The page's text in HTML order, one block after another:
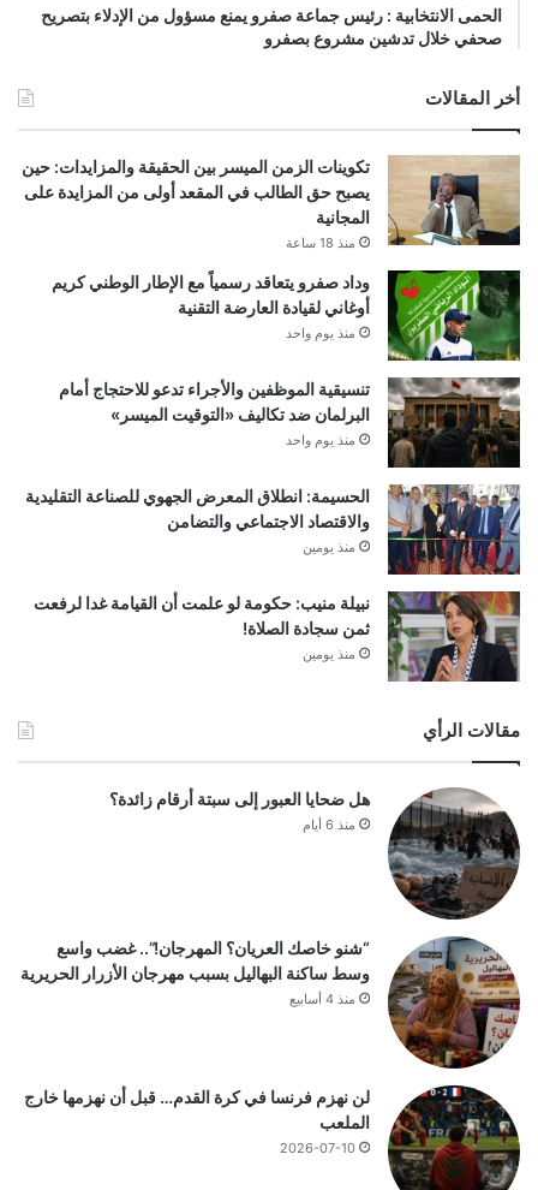
الحمى الانتخابية : رئيس جماعة صفرو يمنع مسؤول من الإدلاء بتصريح
صحفي خلال تدشين مشروع بصفرو
أخر المقالات
تكوينات الزمن الميسر بين الحقيقة والمزايدات: حين
يصبح حق الطالب في المقعد أولى من المزايدة على
المجانية
منذ 18 ساعة
وداد صفرو يتعاقد رسمياً مع الإطار الوطني كريم
أوغاني لقيادة العارضة التقنية
منذ يوم واحد
تنسيقية الموظفين والأجراء تدعو للاحتجاج أمام
البرلمان ضد تكاليف «التوقيت الميسر»
منذ يوم واحد
الحسيمة: انطلاق المعرض الجهوي للصناعة التقليدية
والاقتصاد الاجتماعي والتضامن
منذ يومين
نبيلة منيب: حكومة لو علمت أن القيامة غدا لرفعت
ثمن سجادة الصلاة!
منذ يومين
مقالات الرأي
هل ضحايا العبور إلى سبتة أرقام زائدة؟
منذ 6 أيام
“شنو خاصك العريان؟ المهرجان!”.. غضب واسع
وسط ساكنة البهاليل بسبب مهرجان الأزرار الحريرية
منذ 4 أسابيع
لن نهزم فرنسا في كرة القدم… قبل أن نهزمها خارج
الملعب
2026-07-10